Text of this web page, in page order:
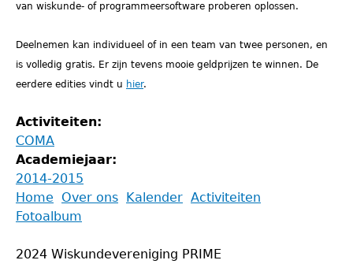
van wiskunde- of programmeersoftware proberen oplossen.
Deelnemen kan individueel of in een team van twee personen, en
is volledig gratis. Er zijn tevens mooie geldprijzen te winnen. De
eerdere edities vindt u hier.
Activiteiten:
COMA
Academiejaar:
2014-2015
Back
to
Main
menu
Home Over ons Kalender Activiteiten
Fotoalbum
2024 Wiskundevereniging PRIME